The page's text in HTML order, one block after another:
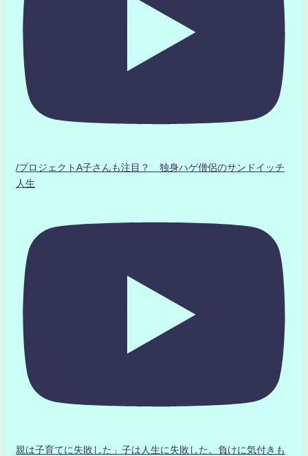
/プロジェクトA子さんも注目？ 独身ハゲ僧侶のサンドイッチ
人生
親は子育てに失敗した」子は人生に失敗した。負けに気付きも